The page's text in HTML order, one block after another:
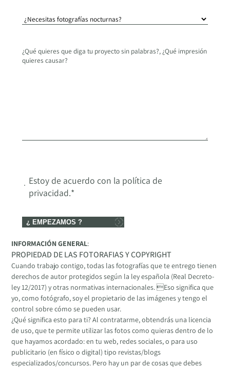
Estoy de acuerdo con la política de
privacidad.*
¿ EMPEZAMOS ?
INFORMACIÓN GENERAL:
PROPIEDAD DE LAS FOTORAFIAS Y COPYRIGHT
Cuando trabajo contigo, todas las fotografías que te entrego tienen
derechos de autor protegidos según la ley española (Real Decreto-
ley 12/2017) y otras normativas internacionales. Eso significa que
yo, como fotógrafo, soy el propietario de las imágenes y tengo el
control sobre cómo se pueden usar.
¿Qué significa esto para ti? Al contratarme, obtendrás una licencia
de uso, que te permite utilizar las fotos como quieras dentro de lo
que hayamos acordado: en tu web, redes sociales, o para uso
publicitario (en físico o digital) tipo revistas/blogs
especializados/concursos. Pero hay un par de cosas que debes